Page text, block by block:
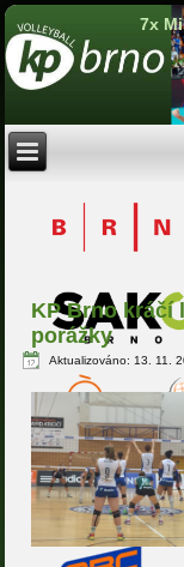
7x
KP Brno kráčí
porážky
Aktualizováno: 13. 11.